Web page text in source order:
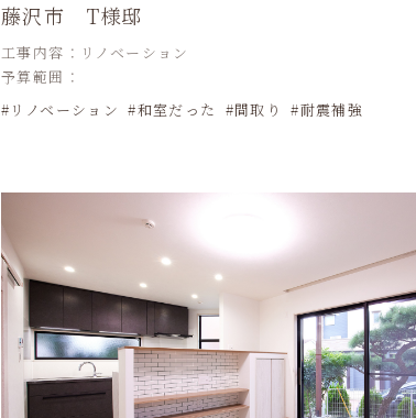
藤沢市 T様邸
工事内容：リノベーション
予算範囲：
リノベーション
和室だった 間取り 耐震補強